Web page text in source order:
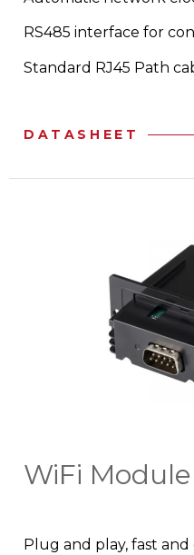
RS485 interface for
Standard RJ45 Path
DATASHEET
WiFi
Plug and play, fast